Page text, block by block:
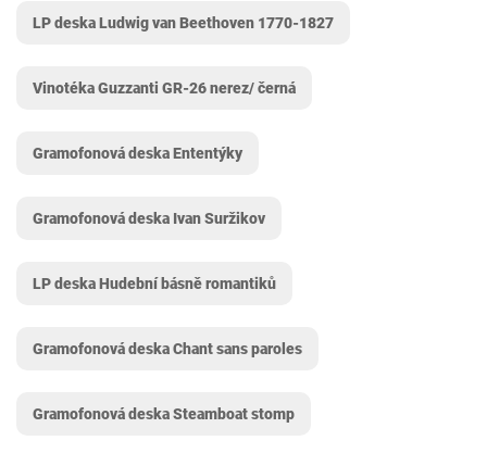
LP deska Ludwig van Beethoven 1770-1827
Vinotéka Guzzanti GR-26 nerez/ černá
Gramofonová deska Ententýky
Gramofonová deska Ivan Suržikov
LP deska Hudební básně romantiků
Gramofonová deska Chant sans paroles
Gramofonová deska Steamboat stomp